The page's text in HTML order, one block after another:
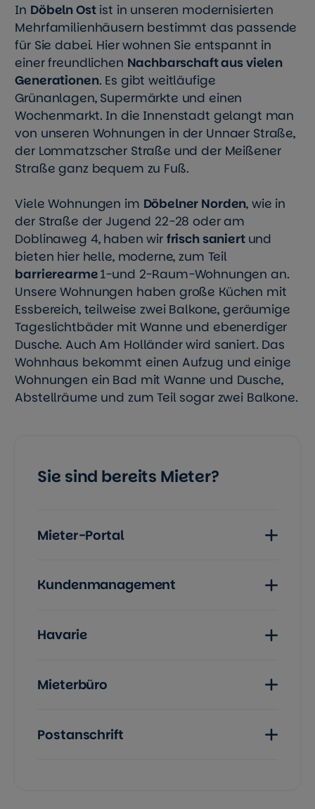
In Döbeln Ostist in unseren modernisierten
Mehrfamilienhäusern bestimmt das passende
für Sie dabei. Hier wohnen Sie entspannt in
einer freundlichen Nachbarschaft aus vielen
Generationen. Es gibt weitläufige
Grünanlagen, Supermärkte und einen
Wochenmarkt. In die Innenstadt gelangt man
von unseren Wohnungen in der Unnaer Straße,
der Lommatzscher Straße und der Meißener
Straße ganz bequem zu Fuß.
Viele Wohnungen im Döbelner Norden, wie in
der Straße der Jugend 22-28 oder am
Doblinaweg 4, haben wir frisch saniert und
bieten hier helle, moderne, zum Teil
barrierearme1-und 2-Raum-Wohnungen an.
Unsere Wohnungen haben große Küchen mit
Essbereich, teilweise zwei Balkone, geräumige
Tageslichtbäder mit Wanne und ebenerdiger
Dusche. Auch Am Holländer wird saniert. Das
Wohnhaus bekommt einen Aufzug und einige
Wohnungen ein Bad mit Wanne und Dusche,
Abstellräume und zum Teil sogar zwei Balkone.
Sie sind bereits Mieter?
Mieter-Portal
Kundenmanagement
Havarie
Mieterbüro
Postanschrift